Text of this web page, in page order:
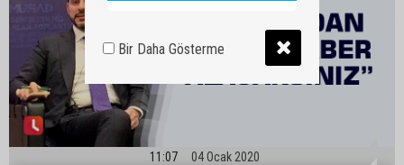
11:07 04 Ocak 2020
Bir Daha Gösterme